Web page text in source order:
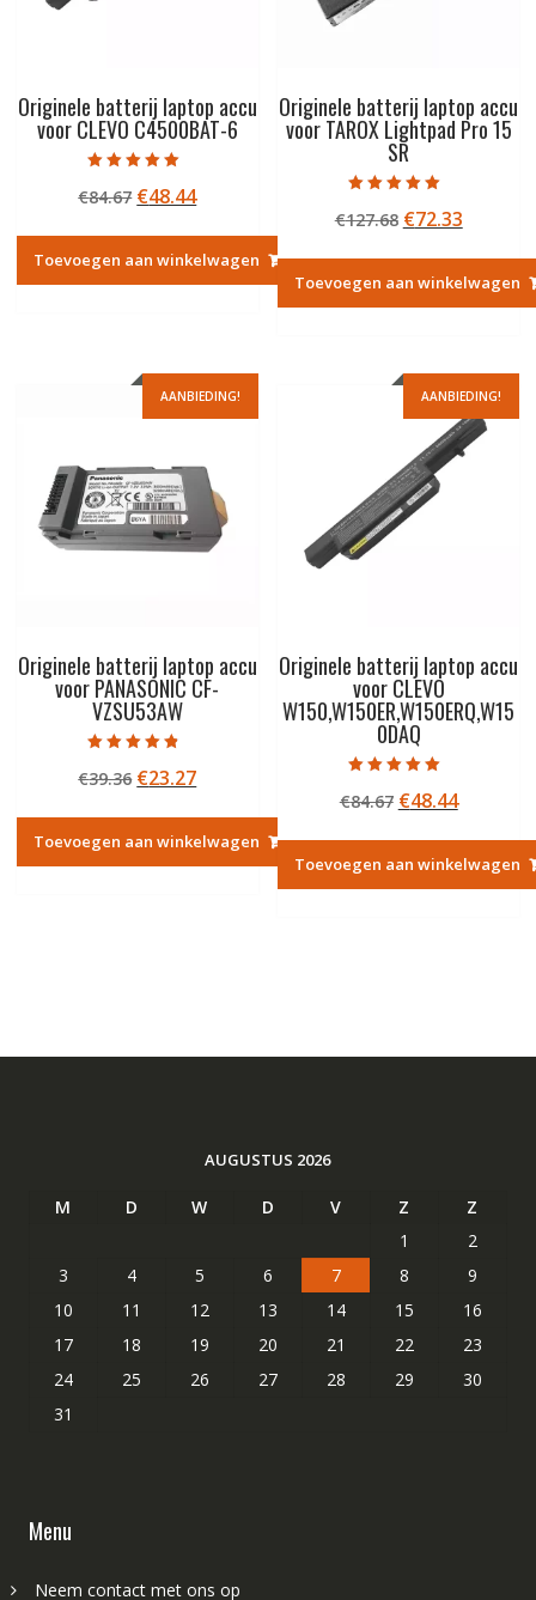
Originele batterij laptop accu
voor CLEVO C4500BAT-6
5.00
uit 5
€84.67 Oorspronkelijke
was:
€84.67.
€48.44Huidige
is:
€48.44.
Toevoegen aan winkelwagen
Originele batterij laptop accu
voor TAROX Lightpad Pro 15
SR
5.00
uit 5
€127.68
was:
€127.68.
€72.33Huidige
is:
€72.33.
Toevoegen aan winkelwagen
AANBIEDING!
Originele batterij laptop accu
voor PANASONIC CF-
VZSU53AW
4.50
uit 5
€39.36 Oorspronkelijke
was:
€39.36.
€23.27Huidige
is:
€23.27.
Toevoegen aan winkelwagen
AANBIEDING!
Originele batterij laptop accu
voor CLEVO
W150,W150ER,W150ERQ,W15
0DAQ
5.00
uit 5
€84.67
was:
€84.67.
€48.44Huidige
is:
€48.44.
Toevoegen aan winkelwagen
AUGUSTUS 2026
M D W D V Z
Z
1
2
3
4 5 6 7 8
9
10
11 12 13 14 15
16
17
18 19 20 21 22
23
24
25 26 27 28 29
30
31
Menu
Neem contact met ons op